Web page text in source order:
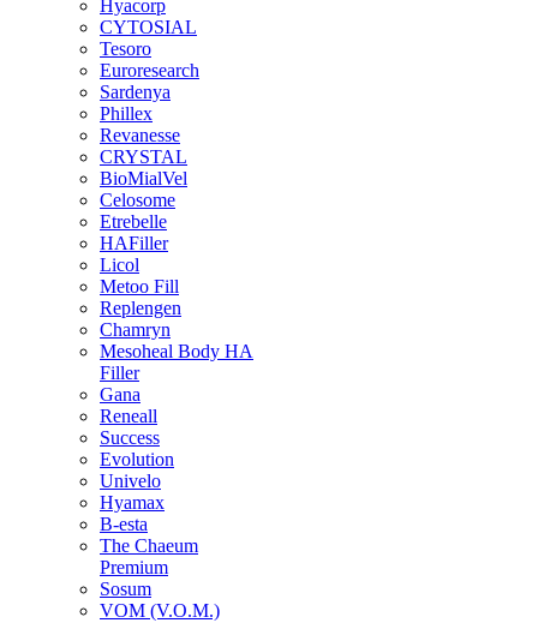
Hyacorp
CYTOSIAL
Tesoro
Euroresearch
Sardenya
Phillex
Revanesse
CRYSTAL
BioMialVel
Celosome
Etrebelle
HAFiller
Licol
Metoo Fill
Replengen
Chamryn
Mesoheal Body HA
Filler
Gana
Reneall
Success
Evolution
Univelo
Hyamax
B-esta
The Chaeum
Premium
Sosum
VOM (V.O.M.)